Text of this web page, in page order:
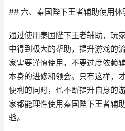
## 六、秦国陛下王者辅助使用体
通过使用秦国陛下王者辅助，玩
中得到极大的帮助，提升游戏的
家需要谨慎使用，不要过度依赖
本身的进修和领会。只有这样，
便利的同时，也不断提升自身的
家都能理性使用秦国陛下王者辅
验。